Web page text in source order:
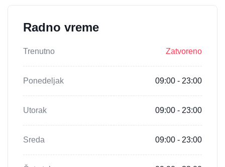
Radno vreme
Trenutno Zatvoreno
Ponedeljak 09:00 - 23:00
Utorak 09:00 - 23:00
Sreda 09:00 - 23:00